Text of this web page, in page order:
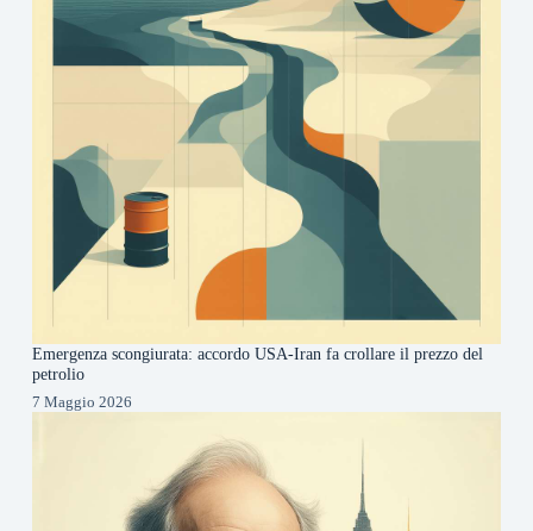
Emergenza scongiurata: accordo USA-Iran fa crollare il prezzo del
petrolio
7 Maggio 2026